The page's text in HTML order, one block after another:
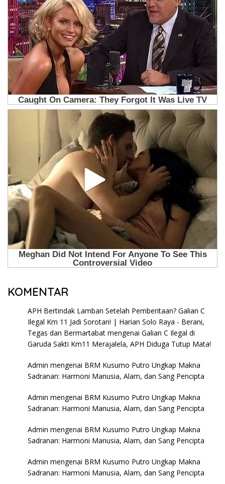
KOMENTAR
APH Bertindak Lamban Setelah Pemberitaan? Galian C
Ilegal Km 11 Jadi Sorotan! | Harian Solo Raya - Berani,
Tegas dan Bermartabat mengenai Galian C Ilegal di
Garuda Sakti Km11 Merajalela, APH Diduga Tutup Mata!
Admin mengenai BRM Kusumo Putro Ungkap Makna
Sadranan: Harmoni Manusia, Alam, dan Sang Pencipta
Admin mengenai BRM Kusumo Putro Ungkap Makna
Sadranan: Harmoni Manusia, Alam, dan Sang Pencipta
Admin mengenai BRM Kusumo Putro Ungkap Makna
Sadranan: Harmoni Manusia, Alam, dan Sang Pencipta
Admin mengenai BRM Kusumo Putro Ungkap Makna
Sadranan: Harmoni Manusia, Alam, dan Sang Pencipta